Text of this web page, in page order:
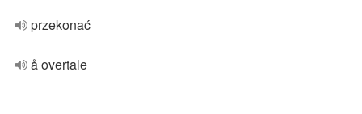
przekonać
å overtale